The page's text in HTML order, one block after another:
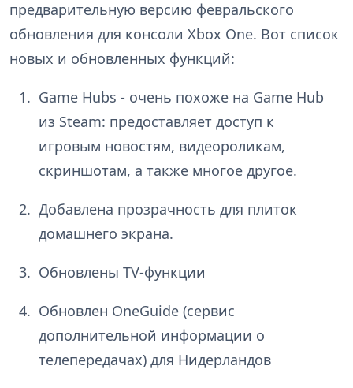
предварительную версию февральского
обновления для консоли Xbox One. Вот список
новых и обновленных функций:
Game Hubs - очень похоже на Game Hub
из Steam: предоставляет доступ к
игровым новостям, видеороликам,
скриншотам, а также многое другое.
Добавлена прозрачность для плиток
домашнего экрана.
Обновлены TV-функции
Обновлен OneGuide (сервис
дополнительной информации о
телепередачах) для Нидерландов